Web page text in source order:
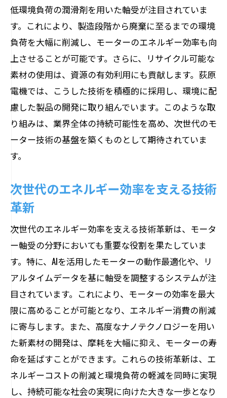
低環境負荷の潤滑剤を用いた軸受が注目されていま
す。これにより、製造段階から廃棄に至るまでの環境
負荷を大幅に削減し、モーターのエネルギー効率も向
上させることが可能です。さらに、リサイクル可能な
素材の使用は、資源の有効利用にも貢献します。荻原
電機では、こうした技術を積極的に採用し、環境に配
慮した製品の開発に取り組んでいます。このような取
り組みは、業界全体の持続可能性を高め、次世代のモ
ーター技術の基盤を築くものとして期待されていま
す。
次世代のエネルギー効率を支える技術
革新
次世代のエネルギー効率を支える技術革新は、モータ
ー軸受の分野においても重要な役割を果たしていま
す。特に、AIを活用したモーターの動作最適化や、リ
アルタイムデータを基に軸受を調整するシステムが注
目されています。これにより、モーターの効率を最大
限に高めることが可能となり、エネルギー消費の削減
に寄与します。また、高度なナノテクノロジーを用い
た新素材の開発は、摩耗を大幅に抑え、モーターの寿
命を延ばすことができます。これらの技術革新は、エ
ネルギーコストの削減と環境負荷の軽減を同時に実現
し、持続可能な社会の実現に向けた大きな一歩となり